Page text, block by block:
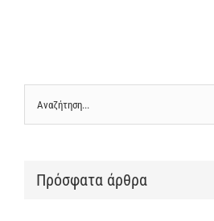
Πρόσφατα άρθρα